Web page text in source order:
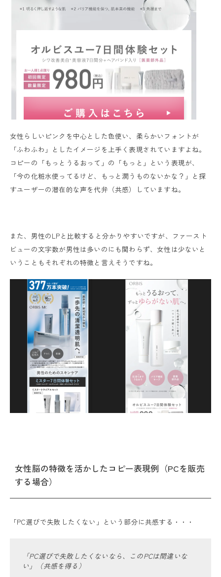
女性らしいピンクを中心とした色使い、柔らかいフォントが
「ふわふわ」としたイメージを上手く表現されていますよね。
コピーの「もっとうるおって」の「もっと」という表現が、
「今の化粧水使ってるけど、もっと潤うものないかな？」と探
すユーザーの潜在的な声を代弁（共感）していますね。
また、男性のLPと比較すると分かりやすいですが、ファースト
ビューの文字数が男性は多いのにも関わらず、女性は少ないと
いうこともそれぞれの特徴と言えそうですね。
女性脳の特徴を活かしたコピー表現例（PCを販売
する場合）
「PC選びで失敗したくない」という部分に共感する・・・
「PC選びで失敗したくないなら、このPCは間違いな
い」（共感を得る）